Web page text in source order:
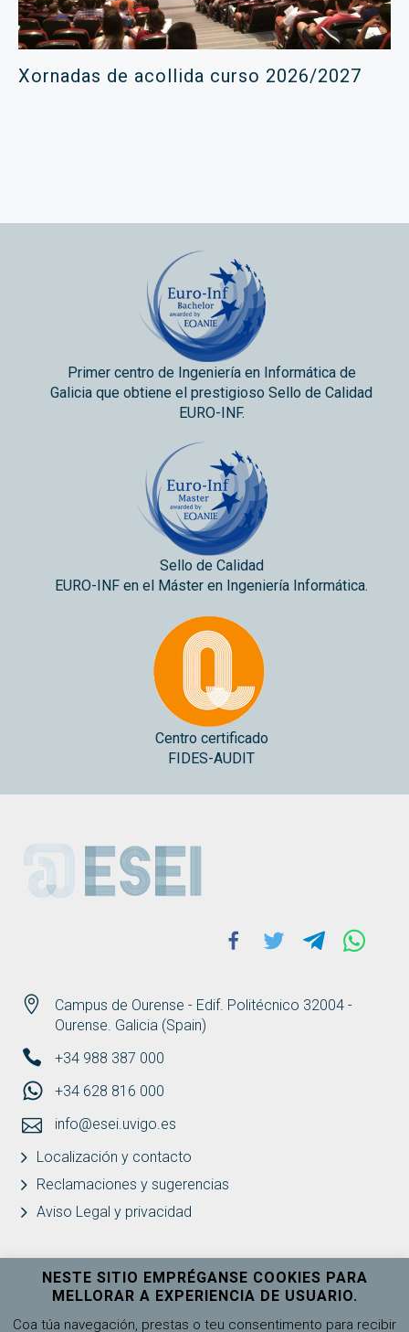
Xornadas de acollida curso 2026/2027
Primer centro de Ingeniería en Informática de
Galicia que obtiene el prestigioso Sello de Calidad
EURO-INF.
Sello de Calidad
EURO-INF en el Máster en Ingeniería Informática.
Centro certificado
FIDES-AUDIT
ESEI
Campus de Ourense - Edif. Politécnico 32004 -
Ourense. Galicia (Spain)
+34 988 387 000
+34 628 816 000
info@esei.uvigo.es
Localización y contacto
Reclamaciones y sugerencias
Aviso Legal y privacidad
Facebook
Twitter Telegram
NESTE SITIO EMPRÉGANSE COOKIES PARA
MELLORAR A EXPERIENCIA DE USUARIO.
Coa túa navegación, prestas o teu consentimento para recibir